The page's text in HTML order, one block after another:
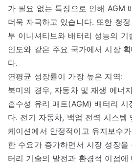
가 필요 없는 특징으로 인해 AGM
더욱 자극하고 있습니다. 또한 청
부 이니셔티브와 배터리 성능의 기
인도와 같은 주요 국가에서 시장
다.
연평균 성장률이 가장 높은 지역:
북미의 경우, 자동차 및 재생 에너
흡수성 유리 매트(AGM) 배터리 시
다. 전기 자동차, 백업 전력 시스템
케이션에서 안정적이고 유지보수
한 수요가 증가하면서 시장 성장을
터리 기술의 발전과 환경적 이점에